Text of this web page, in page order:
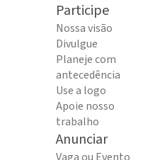
Participe
Nossa visão
Divulgue
Planeje com
antecedência
Use a logo
Apoie nosso
trabalho
Anunciar